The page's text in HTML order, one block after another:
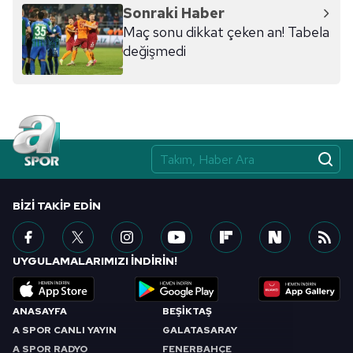
ilgili mevzuata uygun olarak kullanılan çerezlerle ilgili bilgi
almak için lütfentıklayınız.
Sonraki Haber
Maç sonu dikkat çeken an! Tabela
değişmedi
ANASAYFA
A SPOR CANLI YAYIN
A SPOR RADYO
BEŞİKTAŞ
GALATASARAY
FENERBAHÇE
BIZI TAKIP EDIN
UYGULAMALARIMIZI İNDİRİN!